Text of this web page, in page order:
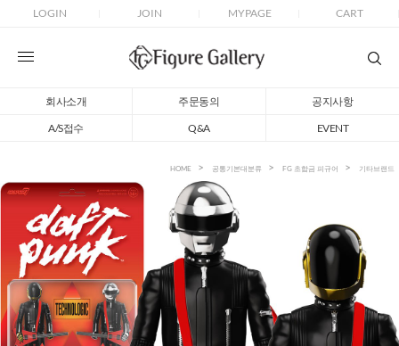
LOGIN JOIN MYPAGE CART
회사소개 주문동의
공지사항
A/S접수
Q&A EVENT
HOME 공통기본대분류 FG 초합금 피규어 기타브랜드